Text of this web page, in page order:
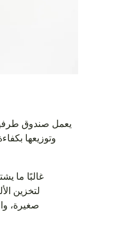
يعمل صندوق طرفية
وتوزيعها
غالبًا ما
لتخزين